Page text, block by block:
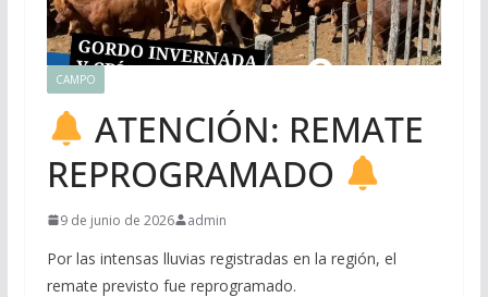
CAMPO
ATENCIÓN: REMATE
REPROGRAMADO
9 de junio de 2026 admin
Por las intensas lluvias registradas en la región, el
remate previsto fue reprogramado.